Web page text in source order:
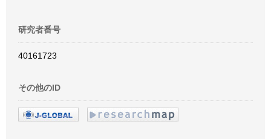
研究者番号
40161723
その他のID